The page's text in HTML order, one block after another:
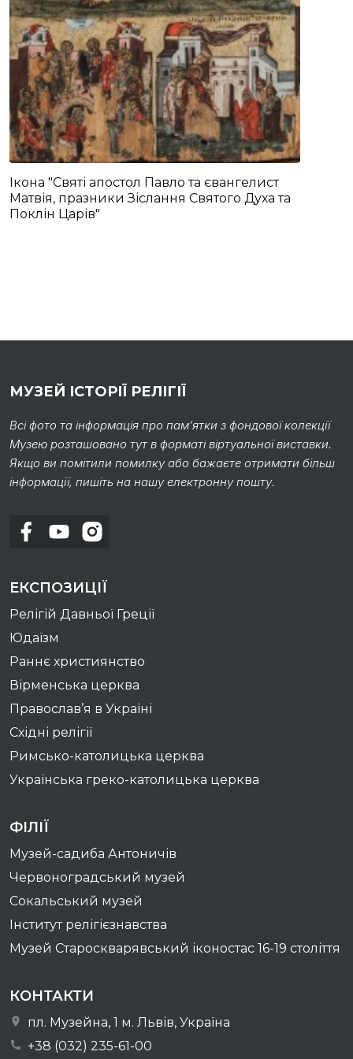
Ікона "Святі апостол Павло та євангелист
Матвія, празники Зіслання Святого Духа та
Поклін Царів"
МУЗЕЙ ІСТОРІЇ РЕЛІГІЇ
Всі фото та інформація про пам’ятки з фондової колекції
Музею розташовано тут в форматі віртуальної виставки.
Якщо ви помітили помилку або бажаєте отримати більш
інформації, пишіть на нашу електронну пошту.
ЕКСПОЗИЦІЇ
Релігій Давньої Греції
Юдаїзм
Раннє християнство
Вірменська церква
Православ’я в Україні
Східні релігії
Римсько-католицька церква
Українська греко-католицька церква
ФІЛІЇ
Музей-садиба Антоничів
Червоноградський музей
Сокальський музей
Інститут релігієзнавства
Музей Староскварявський іконостас 16-19 cтоліття
КОНТАКТИ
пл. Музейна, 1 м. Львів, Україна
+38 (032) 235-61-00